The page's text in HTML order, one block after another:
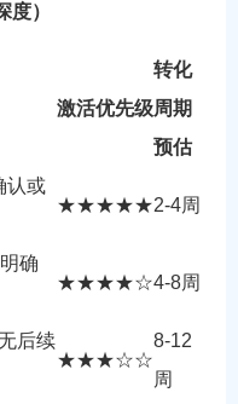
）
激活优先级
转化
周期
预估
认或
★★★★★2-4周
确
★★★★☆4-8周
后续
★★★☆☆
8-12
周